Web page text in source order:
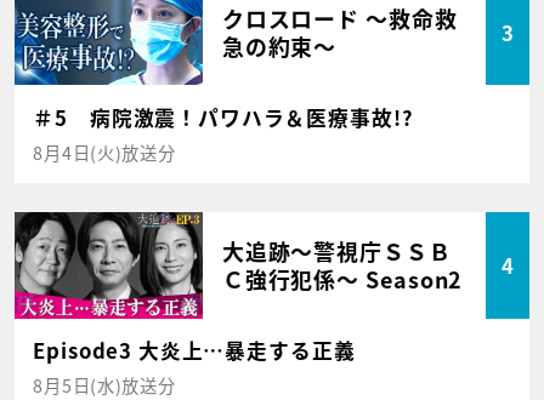
クロスロード ～救命救
急の約束～
3
＃5 病院激震！パワハラ＆医療事故!?
8月4日(火)放送分
大追跡～警視庁ＳＳＢ
Ｃ強行犯係～ Season2
4
Episode3 大炎上…暴走する正義
8月5日(水)放送分